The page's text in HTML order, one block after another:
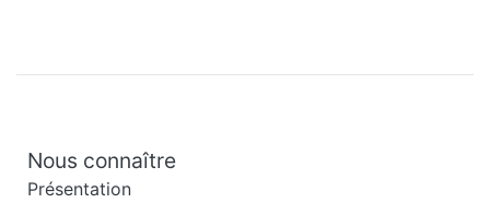
Nous connaître
Présentation